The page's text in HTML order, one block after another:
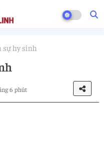
sự hy sinh
6 phút